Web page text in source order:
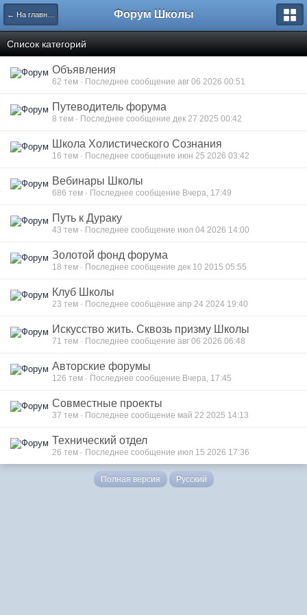
← На главную страницу Форум Школы
Список категорий
Объявления
62 тем · Последнее сообщение авг 06 2026 00:51
Путеводитель форума
8 тем · Последнее сообщение дек 27 2025 00:42
Школа Холистического Сознания
16 тем · Последнее сообщение июн 25 2026 03:42
Вебинары Школы
686 тем · Последнее сообщение Вчера, 17:49
Путь к Дураку
43 тем · Последнее сообщение июл 04 2026 14:00
Золотой фонд форума
18 тем · Последнее сообщение дек 10 2015 05:55
Клуб Школы
23 тем · Последнее сообщение апр 24 2024 19:40
Искусство жить. Сквозь призму Школы
71 тем · Последнее сообщение авг 06 2026 06:48
Авторские форумы
126 тем · Последнее сообщение Вчера, 17:45
Совместные проекты
37 тем · Последнее сообщение май 22 2025 14:13
Технический отдел
26 тем · Последнее сообщение июл 15 2026 17:36
Полная версия Русский